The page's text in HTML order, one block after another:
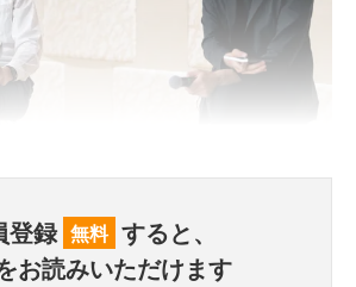
登録 無料 すると、
お読みいただけます